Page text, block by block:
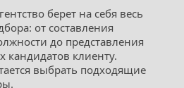
берет на себя весь
от составления
до представления
кандидатов клиенту.
выбрать подходящие